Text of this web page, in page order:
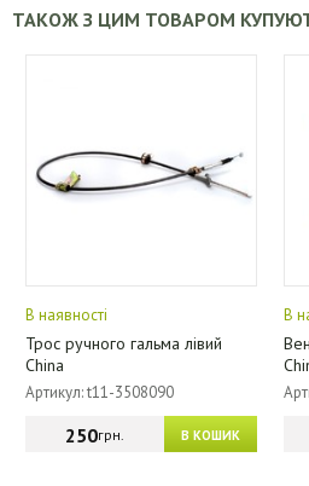
ТАКОЖ З ЦИМ ТОВАРОМ
В наявності
Трос ручного гальма лівий
China
Артикул: t11-3508090
В КОШИК
250грн.
В